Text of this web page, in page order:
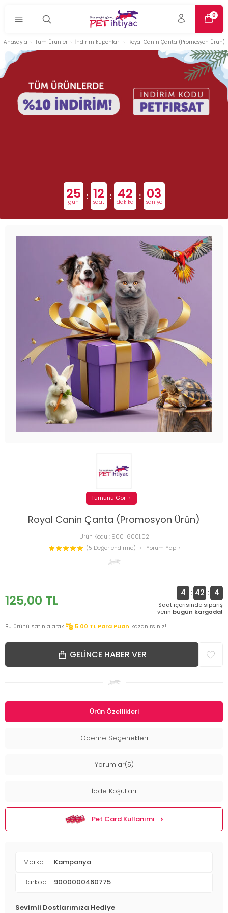
0
Anasayfa Tüm Ürünler İndirim kuponları Royal Canin Çanta (Promosyon Ürün)
25
gün : 12
saat : 42
dakika : 03
saniye
Royal Canin Çanta (Promosyon Ürün)
Ürün Kodu : 900-6001.02
(5 Değerlendirme)
Yorum Yap
Tümünü Gör
125,00 TL 4 : 42 : 4
Saat içerisinde sipariş
verin bugün kargoda!
Bu ürünü satın alarak
5.00 TL Para Puan kazanırsınız!
GELINCE HABER VER
Ürün Özellikleri
Ödeme Seçenekleri
Yorumlar(5)
İade Koşulları
Pet Card Kullanımı
Marka Kampanya
Barkod 9000000460775
Sevimli Dostlarımıza Hediye